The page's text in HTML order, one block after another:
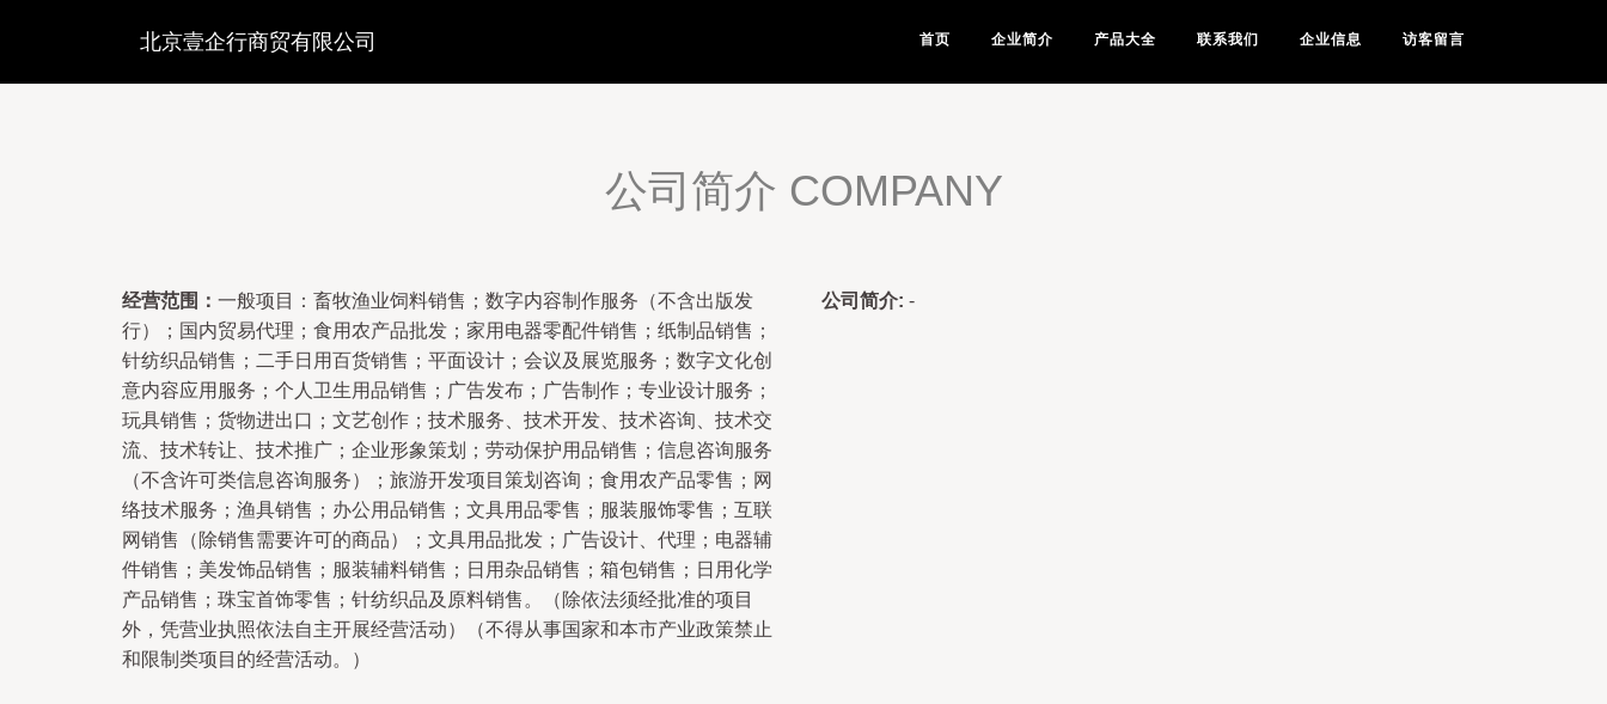
北京壹企行商贸有限公司 首页 企业简介 产品大全 联系我们 企业信息 访客留言
公司简介 COMPANY
经营范围： 一般项目：畜牧渔业饲料销售；数字内容制作服务（不含出版发
行）；国内贸易代理；食用农产品批发；家用电器零配件销售；纸制品销售；
针纺织品销售；二手日用百货销售；平面设计；会议及展览服务；数字文化创
意内容应用服务；个人卫生用品销售；广告发布；广告制作；专业设计服务；
玩具销售；货物进出口；文艺创作；技术服务、技术开发、技术咨询、技术交
流、技术转让、技术推广；企业形象策划；劳动保护用品销售；信息咨询服务
（不含许可类信息咨询服务）；旅游开发项目策划咨询；食用农产品零售；网
络技术服务；渔具销售；办公用品销售；文具用品零售；服装服饰零售；互联
网销售（除销售需要许可的商品）；文具用品批发；广告设计、代理；电器辅
件销售；美发饰品销售；服装辅料销售；日用杂品销售；箱包销售；日用化学
产品销售；珠宝首饰零售；针纺织品及原料销售。（除依法须经批准的项目
外，凭营业执照依法自主开展经营活动）（不得从事国家和本市产业政策禁止
和限制类项目的经营活动。）
公司简介: -